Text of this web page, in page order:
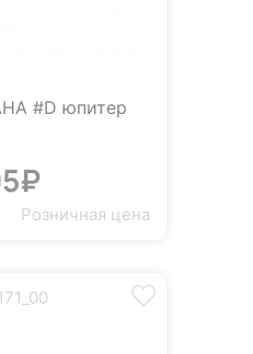
#D юпитер
Розничная цена